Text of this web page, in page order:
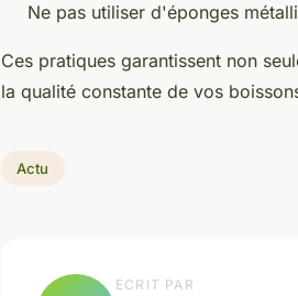
Ne pas utiliser d'éponges
Ces pratiques garantissent non
la qualité constante de vos
Actu
ECRIT PAR